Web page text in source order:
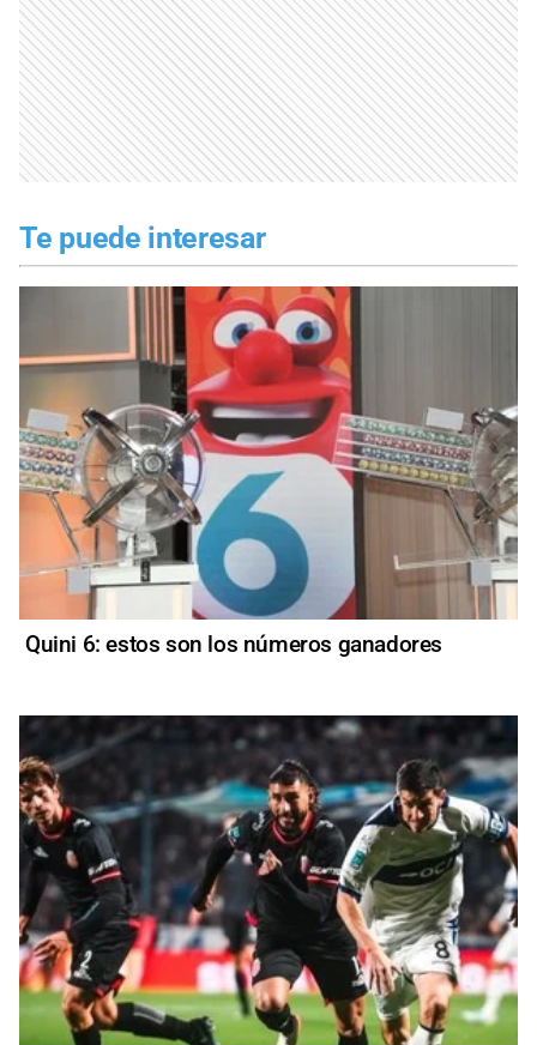
Te puede interesar
Quini 6: estos son los números ganadores